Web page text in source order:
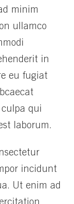
minim
ullamco
in
eu fugiat
qui
laborum.
incidunt
Ut enim ad